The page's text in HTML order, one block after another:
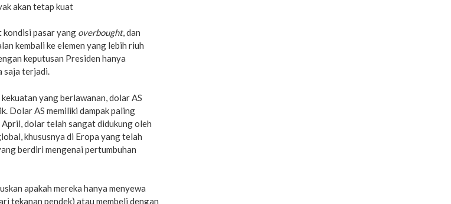
akan tetap kuat
kondisi pasar yang overbought, dan
kembali ke elemen yang lebih riuh
keputusan Presiden hanya
saja terjadi.
yang berlawanan, dolar AS
Dolar AS memiliki dampak paling
dolar telah sangat didukung oleh
khususnya di Eropa yang telah
berdiri mengenai pertumbuhan
apakah mereka hanya menyewa
tekanan pendek) atau membeli dengan